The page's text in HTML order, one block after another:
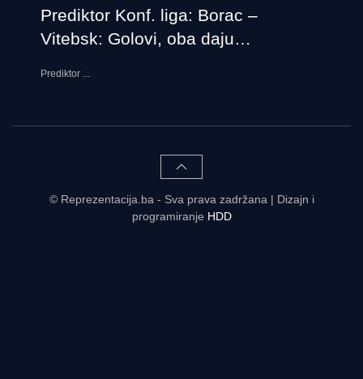
Prediktor Konf. liga: Borac –
Vitebsk: Golovi, oba daju…
Prediktor ...
© Reprezentacija.ba - Sva prava zadržana | Dizajn i
programiranje HDD